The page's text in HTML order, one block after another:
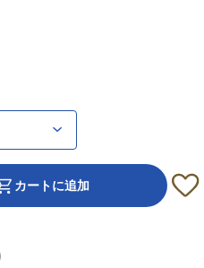
カートに追加